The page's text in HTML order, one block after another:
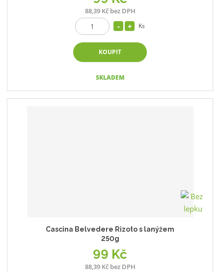
88,39 Kč bez DPH
Ks
KOUPIT
SKLADEM
Cascina Belvedere Rizoto s lanýžem
250g
99 Kč
88,39 Kč bez DPH